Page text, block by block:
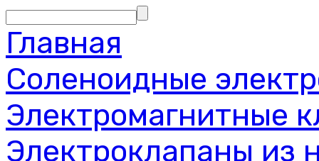
Главная
Соленоидные
Электромагнитные
Электроклапаны из